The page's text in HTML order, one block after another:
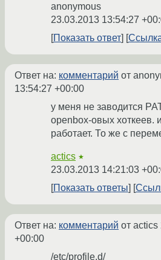
anonymous
23.03.2013 13:54:27
Показать ответ
Ответ на: комментарий от
13:54:27 +00:00
у меня не заводится
openbox-овых хоткеев.
работает. То же с
actics ★
23.03.2013 14:21:03
Показать ответы
Ответ на: комментарий от actics
+00:00
/etc/profile.d/